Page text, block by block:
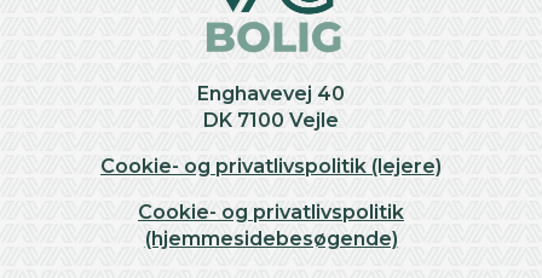
Enghavevej 40
DK 7100 Vejle
Cookie- og privatlivspolitik (lejere)
Cookie- og privatlivspolitik
(hjemmesidebesøgende)